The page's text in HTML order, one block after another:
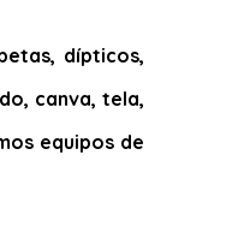
dípticos,
canva, tela,
equipos de